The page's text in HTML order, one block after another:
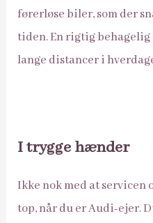
førerløse biler, som der
tiden. En rigtig
lange distancer i
I trygge hænder
Ikke nok med at servicen
top, når du er Audi-ejer.